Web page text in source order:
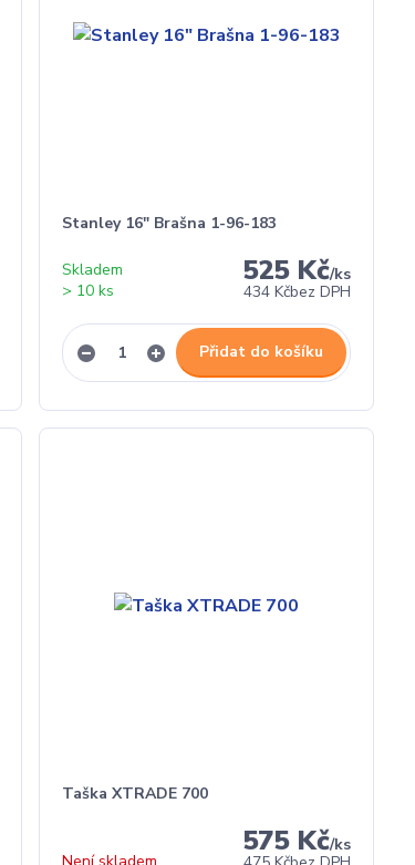
Stanley 16" Brašna 1-96-183
525 Kč/ks
434 Kčbez DPH
Skladem
> 10 ks
Přidat do košíku
Taška XTRADE 700
575 Kč/ks